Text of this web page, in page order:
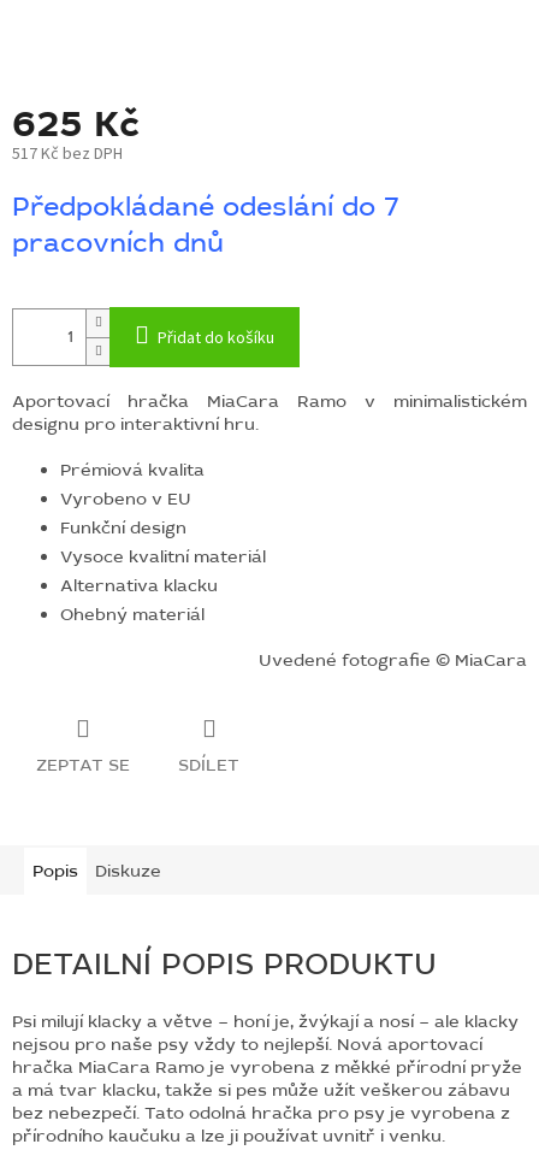
625 Kč
517 Kč bez DPH
cena:
Předpokládané odeslání do 7
pracovních dnů
Přidat do košíku
Aportovací hračka MiaCara Ramo v minimalistickém
designu pro interaktivní hru.
Prémiová kvalita
Vyrobeno v EU
Funkční design
Vysoce kvalitní materiál
Alternativa klacku
Ohebný materiál
Uvedené fotografie © MiaCara
ZEPTAT SE SDÍLET
Popis Diskuze
DETAILNÍ POPIS PRODUKTU
Psi milují klacky a větve – honí je, žvýkají a nosí – ale klacky
nejsou pro naše psy vždy to nejlepší. Nová aportovací
hračka MiaCara Ramo je vyrobena z měkké přírodní pryže
a má tvar klacku, takže si pes může užít veškerou zábavu
bez nebezpečí. Tato odolná hračka pro psy je vyrobena z
přírodního kaučuku a lze ji používat uvnitř i venku.